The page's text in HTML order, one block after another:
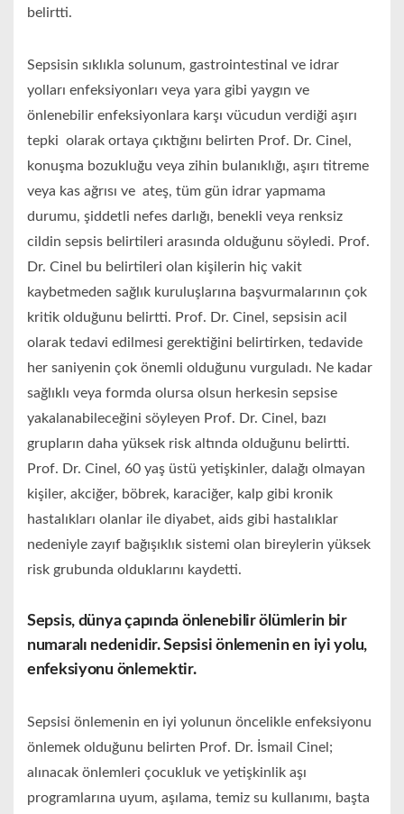
belirtti.
Sepsisin sıklıkla solunum, gastrointestinal ve idrar
yolları enfeksiyonları veya yara gibi yaygın ve
önlenebilir enfeksiyonlara karşı vücudun verdiği aşırı
tepki olarak ortaya çıktığını belirten Prof. Dr. Cinel,
konuşma bozukluğu veya zihin bulanıklığı, aşırı titreme
veya kas ağrısı ve ateş, tüm gün idrar yapmama
durumu, şiddetli nefes darlığı, benekli veya renksiz
cildin sepsis belirtileri arasında olduğunu söyledi. Prof.
Dr. Cinel bu belirtileri olan kişilerin hiç vakit
kaybetmeden sağlık kuruluşlarına başvurmalarının çok
kritik olduğunu belirtti. Prof. Dr. Cinel, sepsisin acil
olarak tedavi edilmesi gerektiğini belirtirken, tedavide
her saniyenin çok önemli olduğunu vurguladı. Ne kadar
sağlıklı veya formda olursa olsun herkesin sepsise
yakalanabileceğini söyleyen Prof. Dr. Cinel, bazı
grupların daha yüksek risk altında olduğunu belirtti.
Prof. Dr. Cinel, 60 yaş üstü yetişkinler, dalağı olmayan
kişiler, akciğer, böbrek, karaciğer, kalp gibi kronik
hastalıkları olanlar ile diyabet, aids gibi hastalıklar
nedeniyle zayıf bağışıklık sistemi olan bireylerin yüksek
risk grubunda olduklarını kaydetti.
Sepsis, dünya çapında önlenebilir ölümlerin bir
numaralı nedenidir. Sepsisi önlemenin en iyi yolu,
enfeksiyonu önlemektir.
Sepsisi önlemenin en iyi yolunun öncelikle enfeksiyonu
önlemek olduğunu belirten Prof. Dr. İsmail Cinel;
alınacak önlemleri çocukluk ve yetişkinlik aşı
programlarına uyum, aşılama, temiz su kullanımı, başta